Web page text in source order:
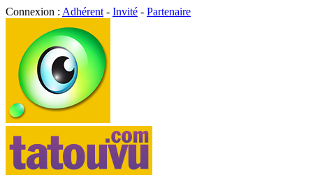
Connexion : Adhérent - Invité - Partenaire